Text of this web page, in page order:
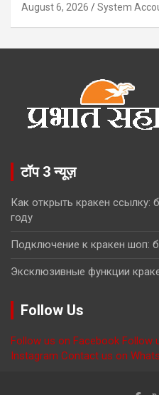
August 6, 2026 System
टॉप 3 न्यूज़
Как открыть кракен ссылку:
году
Подключение к кракен шоп:
Эксклюзивные функции
Follow Us
Follow us on Facebook Follow
Instagram Contact us on